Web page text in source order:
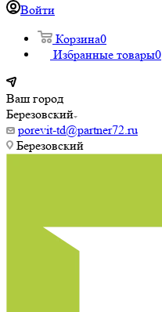
Войти
Корзина0
Избранные товары0
Ваш город
Березовский
porevit-td@partner72.ru
Березовский